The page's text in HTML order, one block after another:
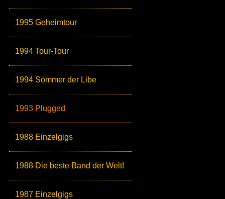
1995 Geheimtour
1994 Tour-Tour
1994 Sömmer der Libe
1993 Plugged
1988 Einzelgigs
1988 Die beste Band der Welt!
1987 Einzelgigs